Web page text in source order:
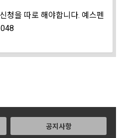
청을 따로 해야합니다. 예스펜
공지사항